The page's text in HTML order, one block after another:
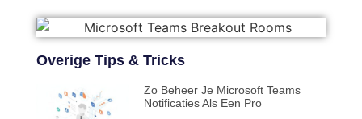
Overige Tips & Tricks
Zo Beheer Je Microsoft Teams
Notificaties Als Een Pro